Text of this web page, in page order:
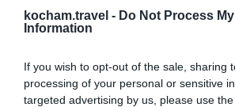
kocham.travel - Do Not Process
Information
If you wish to opt-out of the sale, sharing
processing of your personal or sensitive
targeted advertising by us, please use
tym dużych pieniędzy. 2.
W tradycyjnych kawiarniach za
kosztuje około 40-80 zł na
że ceny mogą się różnić w